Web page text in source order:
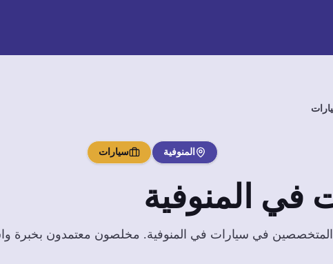
المنوفية سيارات
في المنوفية
المتخصصين في سيارات في المنوفية. مخلصون معتمدون بخبرة